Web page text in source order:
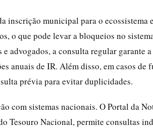
inscrição municipal para o ecossistema
o que pode levar a bloqueios no
advogados, a consulta regular garante
anuais de IR. Além disso, em casos de
prévia para evitar duplicidades.
com sistemas nacionais. O Portal da
Tesouro Nacional, permite consultas